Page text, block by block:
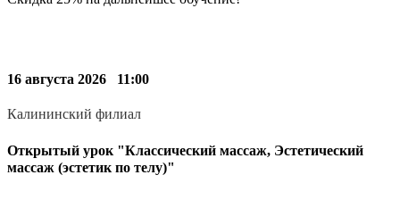
16 августа 2026 11:00
Калининский филиал
Открытый урок "Классический массаж, Эстетический
массаж (эстетик по телу)"